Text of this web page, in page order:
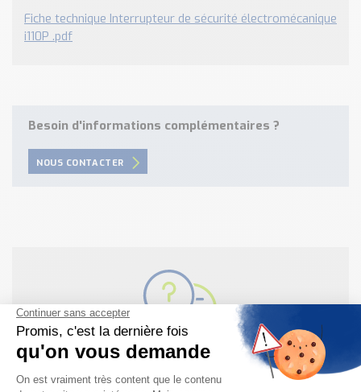
Fiche technique Interrupteur de sécurité électromécanique
i110P .pdf
Besoin d'informations complémentaires ?
NOUS CONTACTER
Besoin d'aide pour choisir votre
produit ?